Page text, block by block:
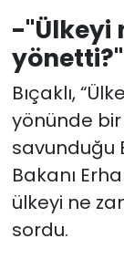
-"Ülkeyi
yönetti?"
Bıçaklı,
yönünde bir
savunduğu
Bakanı
ülkeyi ne
sordu.